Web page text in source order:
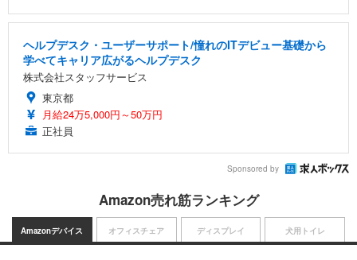
ヘルプデスク・ユーザーサポート/憧れのITデビュー基礎から
学べてキャリア広がるヘルプデスク
株式会社スタッフサービス
東京都
月給24万5,000円～50万円
正社員
Sponsored by
Amazon売れ筋ランキング
Amazonデバイス オフィスチェア ディスプレイ 犬用トイレ